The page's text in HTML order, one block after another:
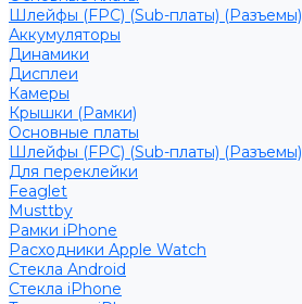
Шлейфы (FPC) (Sub-платы) (Разъемы)
Аккумуляторы
Динамики
Дисплеи
Камеры
Крышки (Рамки)
Основные платы
Шлейфы (FPC) (Sub-платы) (Разъемы)
Для переклейки
Feaglet
Musttby
Рамки iPhone
Расходники Apple Watch
Стекла Android
Стекла iPhone